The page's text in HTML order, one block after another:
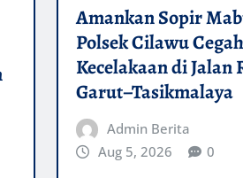
Amankan Sopir
Polsek Cilawu Cegah
Kecelakaan di Jalan
Garut–Tasikmalaya
Admin Berita
Aug 5, 2026
0